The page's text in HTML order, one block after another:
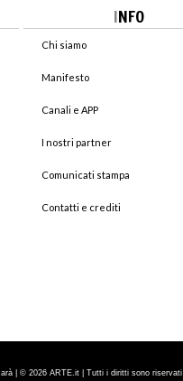
INFO
Chi siamo
Manifesto
Canali e APP
I nostri partner
Comunicati stampa
Contatti e crediti
| © 2026 ARTE.it | Tutti i diritti sono riservati